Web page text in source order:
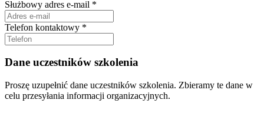
Służbowy adres e-mail *
Telefon kontaktowy *
Dane uczestników szkolenia
Proszę uzupełnić dane uczestników szkolenia. Zbieramy te dane w
celu przesyłania informacji organizacyjnych.